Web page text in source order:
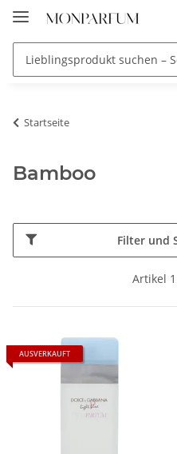
Startseite
Bamboo
Filter und
Artikel
AUSVERKAUFT